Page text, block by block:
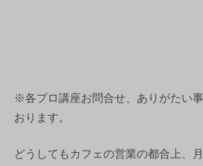
※各プロ講座お問合せ、ありがたい
おります。
どうしてもカフェの営業の都合上、